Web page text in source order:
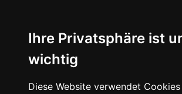
Ihre Privatsphäre ist
wichtig
Diese Website verwendet Cookies
Seite wählen